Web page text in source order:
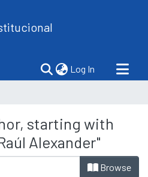
Log In (current)
starting with
Alexander"
Browse